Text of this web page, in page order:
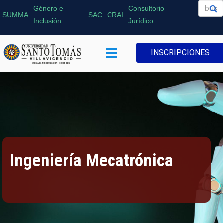
SUMMA
Género e
Inclusión
SAC CRAI
Consultorio
Jurídico
INSCRIPCIONES
Ingeniería Mecatrónica